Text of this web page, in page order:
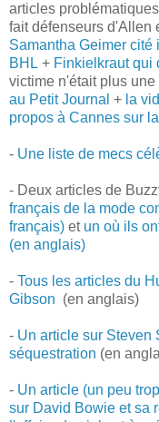
articles
fait défenseurs d'Allen
Samantha Geimer cité
BHL + Finkielkraut qui
victime n'était plus une
au Petit Journal + la
propos à Cannes sur
- Une liste de mecs
- Deux articles de
français de la mode
français) et un où ils
(en anglais)
- Tous les articles du
Gibson (en anglais)
- Un article sur Steven
séquestration (en
- Un article (un peu
sur David Bowie et sa